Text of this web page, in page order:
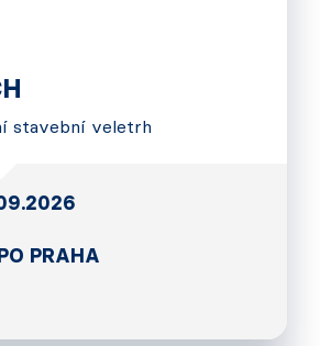
stavební veletrh
PRAHA